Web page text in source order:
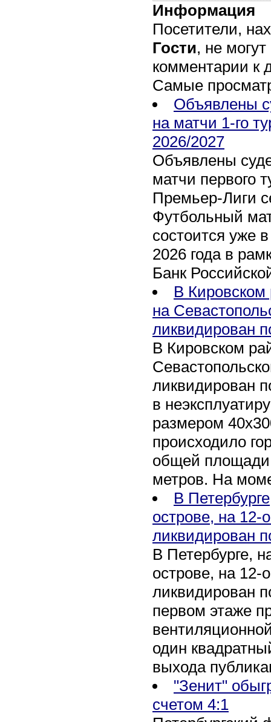
Информация
Посетители,
Гости, не
комментарии к
Самые
Объявлены
на матчи 1-го
2026/2027
Объявлены
матчи первого
Премьер-Лиги
Футбольный
состоится уже
2026 года в
Банк
В Кировском
на
ликвидирован
В Кировском
ликвидирован
в
размером
происходило
общей площади
метров. На
В
острове, на 12-
ликвидирован
В Петербурге,
острове, на 12-
ликвидирован
первом этаже
один
выхода
"Зенит"
счетом 4:1